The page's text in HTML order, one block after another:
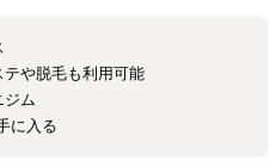
や脱毛も利用可能
ジム
に入る